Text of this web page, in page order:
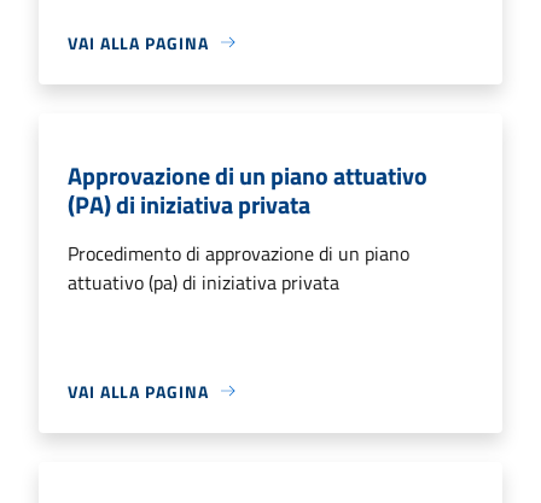
VAI ALLA PAGINA
Approvazione di un piano attuativo
(PA) di iniziativa privata
Procedimento di approvazione di un piano
attuativo (pa) di iniziativa privata
VAI ALLA PAGINA